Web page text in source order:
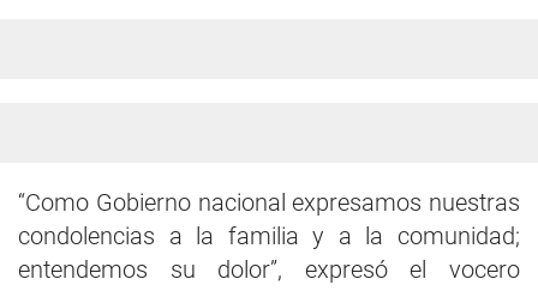
“Como Gobierno nacional expresamos nuestras
condolencias a la familia y a la comunidad;
entendemos su dolor”, expresó el vocero